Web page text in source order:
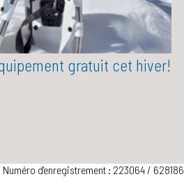
gratuit cet hiver!
Numéro d'enregistrement : 223064 / 628186